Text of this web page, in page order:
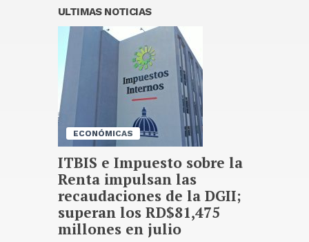
porque nosotros no damos
Publicado hace 20 horas
JCE formula cargos contra ACD
Media por publicar encuestas
Publicado hace 20 horas
ULTIMAS NOTICIAS
ECONÓMICAS
ITBIS e Impuesto sobre la
Renta impulsan las
recaudaciones de la DGII;
superan los RD$81,475
millones en julio